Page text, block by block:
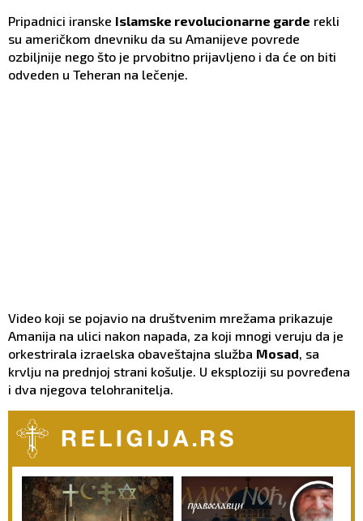
Pripadnici iranske Islamske revolucionarne garde rekli
su američkom dnevniku da su Amanijeve povrede
ozbiljnije nego što je prvobitno prijavljeno i da će on biti
odveden u Teheran na lečenje.
Video koji se pojavio na društvenim mrežama prikazuje
Amanija na ulici nakon napada, za koji mnogi veruju da je
orkestrirala izraelska obaveštajna služba Mosad, sa
krvlju na prednjoj strani košulje. U eksploziji su povređena
i dva njegova telohranitelja.